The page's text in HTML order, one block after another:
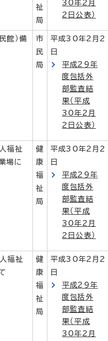
祉
局
30年2月
2日公表）
館）備
市
民
局
平成30年2月2
日
平成29年
度包括外
部監査結
果（平成
30年2月
2日公表）
福祉
場に
健
康
福
祉
局
平成30年2月2
日
平成29年
度包括外
部監査結
果（平成
30年2月
2日公表）
福祉
健
康
福
祉
局
平成30年2月2
日
平成29年
度包括外
部監査結
果（平成
30年2月